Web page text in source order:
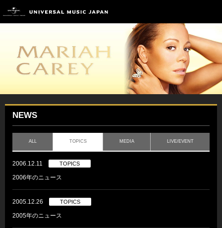
NEWS
ALL TOPICS MEDIA LIVE/EVENT
2006.12.11 TOPICS
2006年のニュース
2005.12.26 TOPICS
2005年のニュース